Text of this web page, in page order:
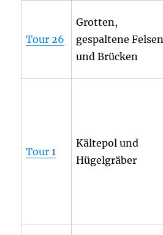
Tour 26
Grotten,
gespaltene Felsen
und Brücken
Tour 1
Kältepol und
Hügelgräber